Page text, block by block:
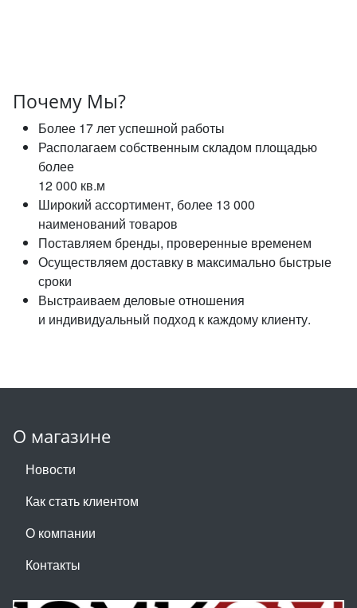
Почему Мы?
Более 17 лет успешной работы
Располагаем собственным складом площадью
более
12 000 кв.м
Широкий ассортимент, более 13 000
наименований товаров
Поставляем бренды, проверенные временем
Осуществляем доставку в максимально быстрые
сроки
Выстраиваем деловые отношения
и индивидуальный подход к каждому клиенту.
О магазине
Новости
Как стать клиентом
О компании
Контакты